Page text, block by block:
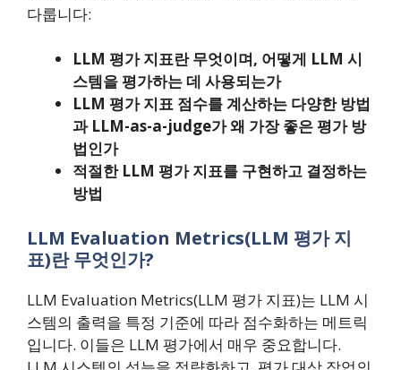
다룹니다:
LLM 평가 지표란 무엇이며, 어떻게 LLM 시
스템을 평가하는 데 사용되는가
LLM 평가 지표 점수를 계산하는 다양한 방법
과 LLM-as-a-judge가 왜 가장 좋은 평가 방
법인가
적절한 LLM 평가 지표를 구현하고 결정하는
방법
LLM Evaluation Metrics(LLM 평가 지
표)란 무엇인가?
LLM Evaluation Metrics(LLM 평가 지표)는 LLM 시
스템의 출력을 특정 기준에 따라 점수화하는 메트릭
입니다. 이들은 LLM 평가에서 매우 중요합니다.